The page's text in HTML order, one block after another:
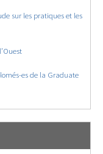
sur les pratiques et les
es de la Graduate